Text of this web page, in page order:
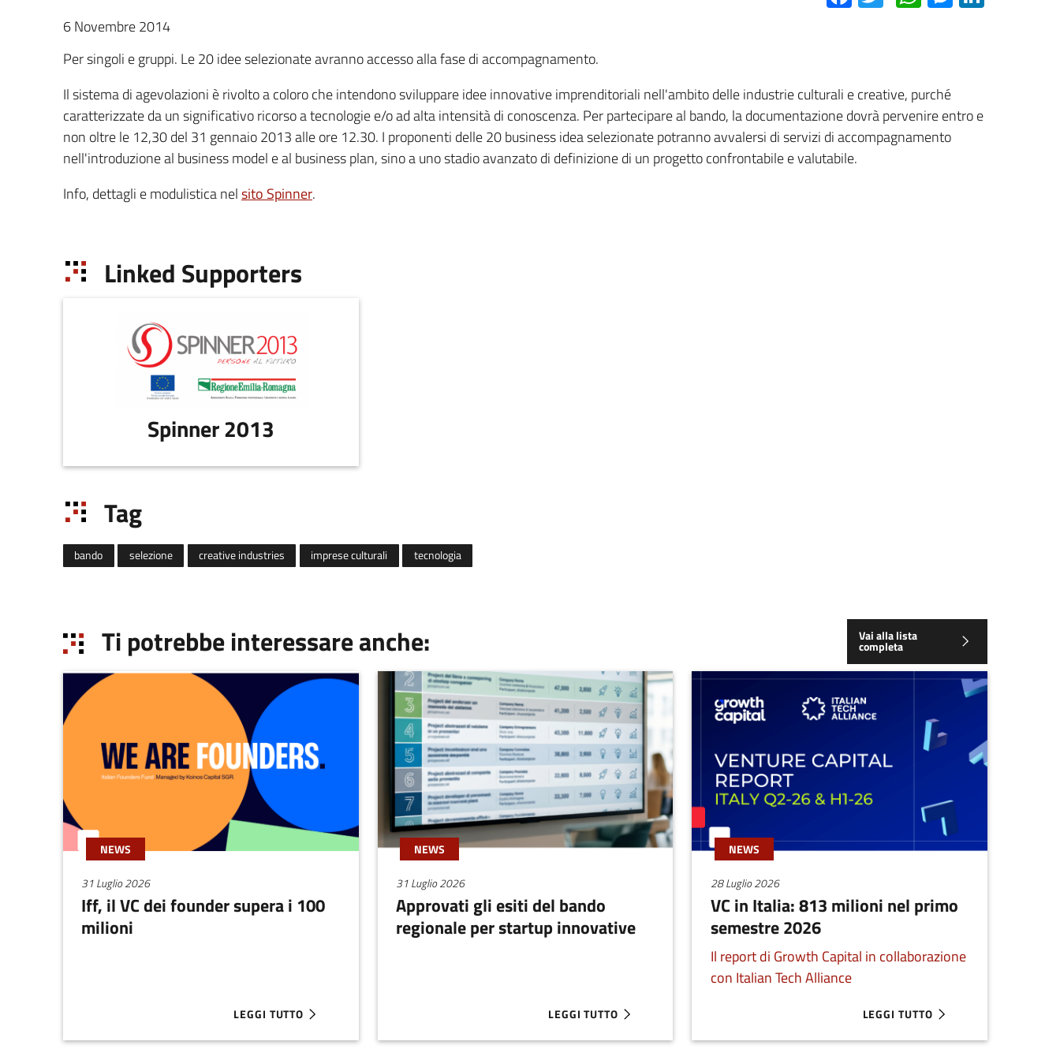
6 Novembre 2014
Per singoli e gruppi. Le 20 idee selezionate avranno accesso alla fase di accompagnamento.
Il sistema di agevolazioni è rivolto a coloro che intendono sviluppare idee innovative imprenditoriali nell'ambito delle industrie culturali e creative, purché
caratterizzate da un significativo ricorso a tecnologie e/o ad alta intensità di conoscenza. Per partecipare al bando, la documentazione dovrà pervenire entro e
non oltre le 12,30 del 31 gennaio 2013 alle ore 12.30. I proponenti delle 20 business idea selezionate potranno avvalersi di servizi di accompagnamento
nell'introduzione al business model e al business plan, sino a uno stadio avanzato di definizione di un progetto confrontabile e valutabile.
Info, dettagli e modulistica nelsito Spinner.
Linked Supporters
Spinner 2013
Tag
bando selezione creative industries imprese culturali tecnologia
Ti potrebbe interessare anche: Vai alla lista
completa
NEWS
31 Luglio 2026
Iff, il VC dei founder supera i 100
milioni
LEGGI TUTTO
ABOUT IFF, IL VC DEI FOUNDER SUPERA I 100 MILIONI
NEWS
31 Luglio 2026
Approvati gli esiti del bando
regionale per startup innovative
LEGGI TUTTO
ABOUT APPROVATI GLI ESITI DEL BANDO REGIONALE PER STARTUP INNOVATIVE
NEWS
28 Luglio 2026
VC in Italia: 813 milioni nel primo
semestre 2026
Il report di Growth Capital in collaborazione
con Italian Tech Alliance
LEGGI TUTTO
ABOUT VC IN ITALIA: 813 MILIONI